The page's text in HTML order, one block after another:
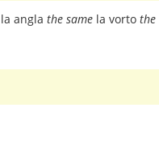
angla the same la vorto the